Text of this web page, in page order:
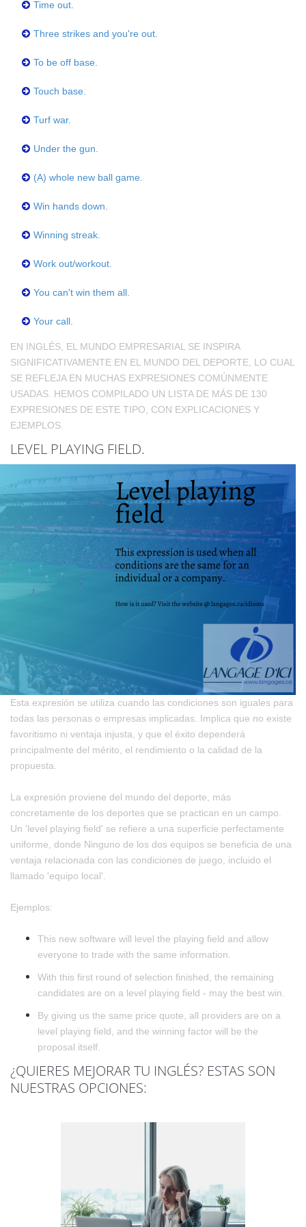
Time out.
Three strikes and you're out.
To be off base.
Touch base.
Turf war.
Under the gun.
(A) whole new ball game.
Win hands down.
Winning streak.
Work out/workout.
You can't win them all.
Your call.
EN INGLÉS, EL MUNDO EMPRESARIAL SE INSPIRA
SIGNIFICATIVAMENTE EN EL MUNDO DEL DEPORTE, LO CUAL
SE REFLEJA EN MUCHAS EXPRESIONES COMÚNMENTE
USADAS. HEMOS COMPILADO UN LISTA DE MÁS DE 130
EXPRESIONES DE ESTE TIPO, CON EXPLICACIONES Y
EJEMPLOS.
LEVEL PLAYING FIELD.
Esta expresión se utiliza cuando las condiciones son iguales para
todas las personas o empresas implicadas. Implica que no existe
favoritismo ni ventaja injusta, y que el éxito dependerá
principalmente del mérito, el rendimiento o la calidad de la
propuesta.
La expresión proviene del mundo del deporte, más
concretamente de los deportes que se practican en un campo.
Un 'level playing field' se refiere a una superficie perfectamente
uniforme, donde Ninguno de los dos equipos se beneficia de una
ventaja relacionada con las condiciones de juego, incluido el
llamado 'equipo local'.
Ejemplos:
This new software will level the playing field and allow
everyone to trade with the same information.
With this first round of selection finished, the remaining
candidates are on a level playing field - may the best win.
By giving us the same price quote, all providers are on a
level playing field, and the winning factor will be the
proposal itself.
¿QUIERES MEJORAR TU INGLÉS? ESTAS SON
NUESTRAS OPCIONES: